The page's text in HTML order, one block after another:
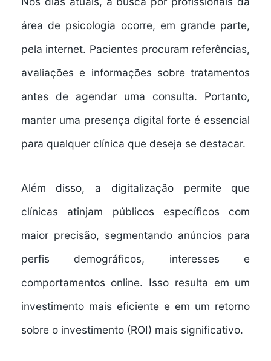
área de psicologia ocorre, em grande parte,
pela internet. Pacientes procuram referências,
avaliações e informações sobre tratamentos
antes de agendar uma consulta. Portanto,
manter uma presença digital forte é essencial
para qualquer clínica que deseja se destacar.
Além disso, a digitalização permite que
clínicas atinjam públicos específicos com
maior precisão, segmentando anúncios para
perfis demográficos, interesses e
comportamentos online. Isso resulta em um
investimento mais eficiente e em um retorno
sobre o investimento (ROI) mais significativo.